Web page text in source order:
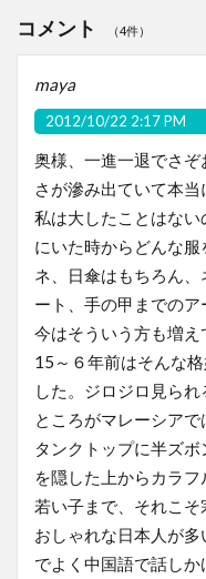
コメント （4件）
maya
2012/10/22 2:17 PM
奥様、一進一退でさ
さが滲み出ていて本当
私は大したことはな
にいた時からどんな
ネ、日傘はもちろん
ート、手の甲までのア
今はそういう方も増え
15～６年前はそんな
した。ジロジロ見られ
ところがマレーシアで
タンクトップに半ズ
を隠した上からカラ
若い子まで、それこそ
おしゃれな日本人が
でよく中国語で話し